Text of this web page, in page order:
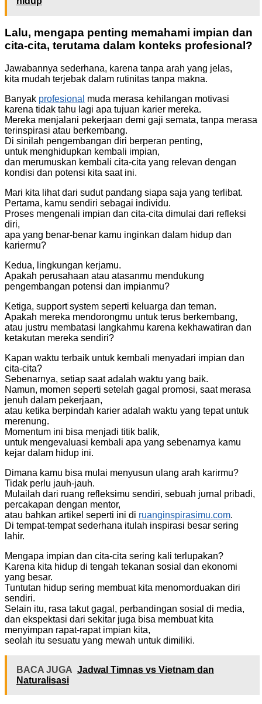
Lalu, mengapa penting memahami impian dan
cita-cita, terutama dalam konteks profesional?
Jawabannya sederhana, karena tanpa arah yang jelas,
kita mudah terjebak dalam rutinitas tanpa makna.
Banyak profesional muda merasa kehilangan motivasi
karena tidak tahu lagi apa tujuan karier mereka.
Mereka menjalani pekerjaan demi gaji semata, tanpa merasa
terinspirasi atau berkembang.
Di sinilah pengembangan diri berperan penting,
untuk menghidupkan kembali impian,
dan merumuskan kembali cita-cita yang relevan dengan
kondisi dan potensi kita saat ini.
Mari kita lihat dari sudut pandang siapa saja yang terlibat.
Pertama, kamu sendiri sebagai individu.
Proses mengenali impian dan cita-cita dimulai dari refleksi
diri,
apa yang benar-benar kamu inginkan dalam hidup dan
kariermu?
Kedua, lingkungan kerjamu.
Apakah perusahaan atau atasanmu mendukung
pengembangan potensi dan impianmu?
Ketiga, support system seperti keluarga dan teman.
Apakah mereka mendorongmu untuk terus berkembang,
atau justru membatasi langkahmu karena kekhawatiran dan
ketakutan mereka sendiri?
Kapan waktu terbaik untuk kembali menyadari impian dan
cita-cita?
Sebenarnya, setiap saat adalah waktu yang baik.
Namun, momen seperti setelah gagal promosi, saat merasa
jenuh dalam pekerjaan,
atau ketika berpindah karier adalah waktu yang tepat untuk
merenung.
Momentum ini bisa menjadi titik balik,
untuk mengevaluasi kembali apa yang sebenarnya kamu
kejar dalam hidup ini.
Dimana kamu bisa mulai menyusun ulang arah karirmu?
Tidak perlu jauh-jauh.
Mulailah dari ruang refleksimu sendiri, sebuah jurnal pribadi,
percakapan dengan mentor,
atau bahkan artikel seperti ini di ruanginspirasimu.com.
Di tempat-tempat sederhana itulah inspirasi besar sering
lahir.
Mengapa impian dan cita-cita sering kali terlupakan?
Karena kita hidup di tengah tekanan sosial dan ekonomi
yang besar.
Tuntutan hidup sering membuat kita menomorduakan diri
sendiri.
Selain itu, rasa takut gagal, perbandingan sosial di media,
dan ekspektasi dari sekitar juga bisa membuat kita
menyimpan rapat-rapat impian kita,
seolah itu sesuatu yang mewah untuk dimiliki.
BACA JUGA Jadwal Timnas vs Vietnam dan
Naturalisasi